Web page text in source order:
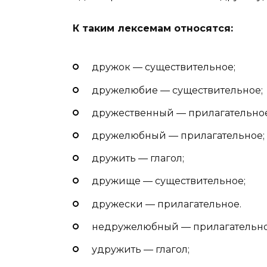
К таким лексемам относятся:
дружок — существительное;
дружелюбие — существительное;
дружественный —
дружелюбный — прилагательное;
дружить — глагол;
дружище — существительное;
дружески — прилагательное.
недружелюбный —
удружить — глагол;